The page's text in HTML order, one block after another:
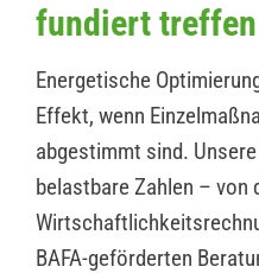
fundiert treffen
Energetische
Effekt, wenn
abgestimmt sind.
belastbare Zahlen – von
BAFA-geförderten